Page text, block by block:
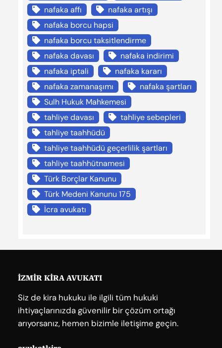
nafaka affı
nafaka artışı
nafaka borcu hapsi
nafaka borcu taksitlendirme
nafaka davası
nafaka indirimi
nafaka iptali
nafaka kararı
nafaka zamanaşımı
nafaka şartları
Sulh Hukuk Mahkemesi
tahliye davası
tahliye sebepleri
tahliye taahhüdü
tahliye taahhüdü geçerlilik şartları
tahliye taahhütnamesi
Türk Borçlar Kanunu
Türk Medeni Kanunu 175
İcra avukatı
İZMİR KİRA AVUKATI
Siz de kira hukuku ile ilgili tüm hukuki
ihtiyaçlarınızda güvenilir bir çözüm ortağı
arıyorsanız, hemen bizimle iletişime geçin.